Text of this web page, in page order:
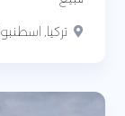
تركيا,